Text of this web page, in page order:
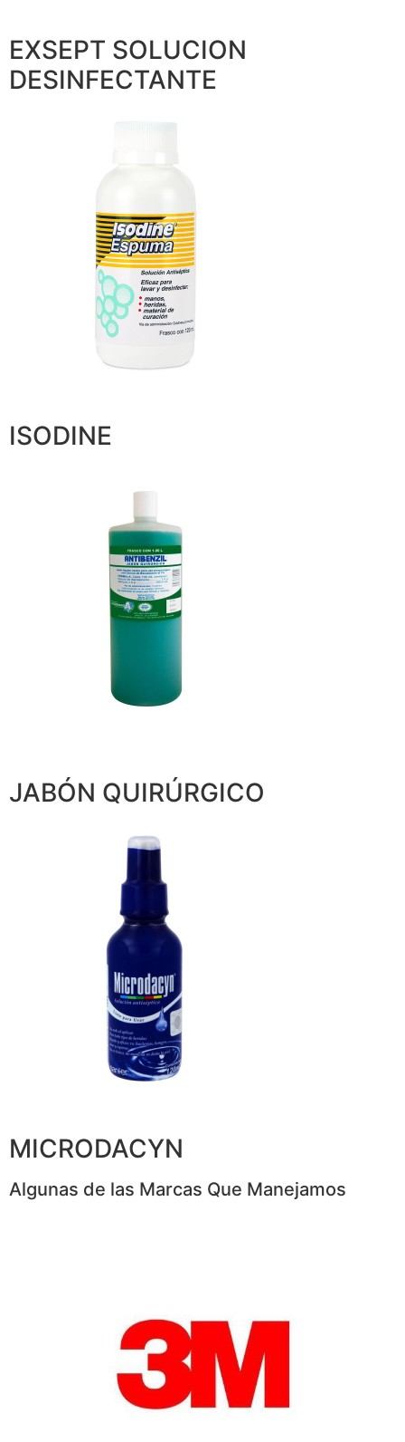
EXSEPT SOLUCION
DESINFECTANTE
ISODINE
JABÓN QUIRÚRGICO
MICRODACYN
Algunas de las Marcas Que Manejamos